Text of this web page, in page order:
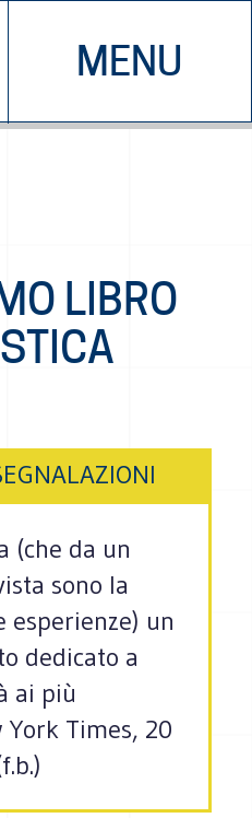
MENU
CHI SIAMO
LIBRO
(che da un
sono la
esperienze) un
dedicato a
ai più
York Times, 20